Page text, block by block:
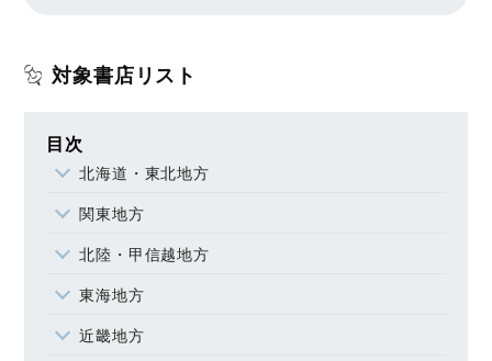
対象書店リスト
目次
北海道・東北地方
関東地方
北陸・甲信越地方
東海地方
近畿地方